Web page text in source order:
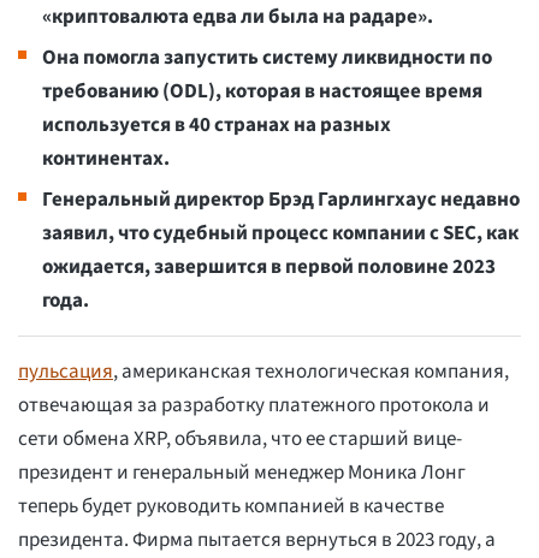
«криптовалюта едва ли была на радаре».
Она помогла запустить систему ликвидности по
требованию (ODL), которая в настоящее время
используется в 40 странах на разных
континентах.
Генеральный директор Брэд Гарлингхаус недавно
заявил, что судебный процесс компании с SEC, как
ожидается, завершится в первой половине 2023
года.
пульсация, американская технологическая компания,
отвечающая за разработку платежного протокола и
сети обмена XRP, объявила, что ее старший вице-
президент и генеральный менеджер Моника Лонг
теперь будет руководить компанией в качестве
президента. Фирма пытается вернуться в 2023 году, а